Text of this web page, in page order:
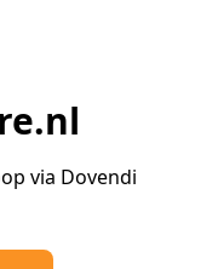
via Dovendi